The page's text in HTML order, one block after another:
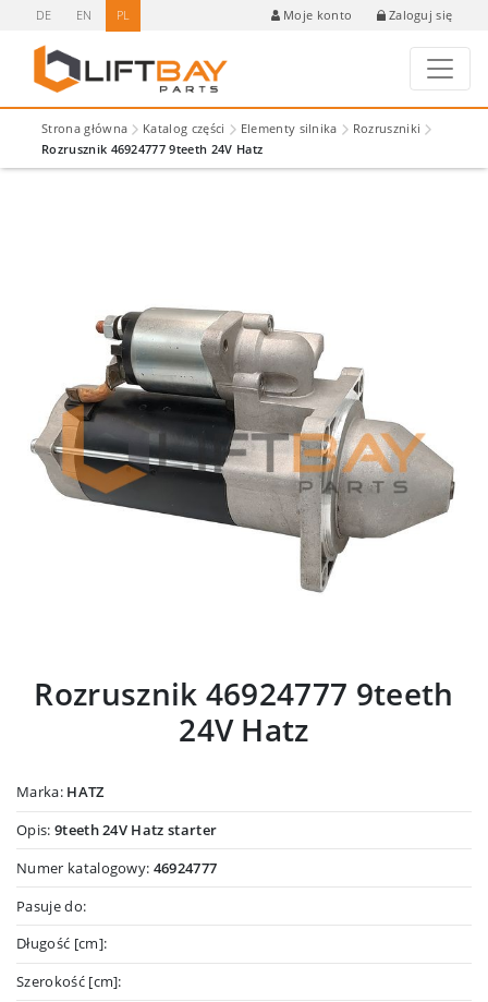
DE EN PL Moje konto Zaloguj się
Strona główna Katalog części Elementy silnika
Rozruszniki
Rozrusznik 46924777 9teeth 24V Hatz
Rozrusznik 46924777 9teeth
24V Hatz
Marka: HATZ
Opis: 9teeth 24V Hatz starter
Numer katalogowy: 46924777
Pasuje do:
Długość [cm]:
Szerokość [cm]: